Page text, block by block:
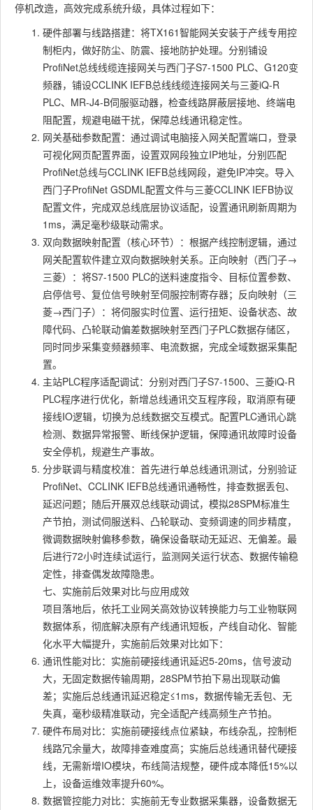
停机改造，高效完成系统升级，具体过程如下：
硬件部署与线路搭建：将TX161智能网关安装于产线专用控
制柜内，做好防尘、防震、接地防护处理。分别铺设
ProfiNet总线线缆连接网关与西门子S7-1500 PLC、G120变
频器，铺设CCLINK IEFB总线线缆连接网关与三菱iQ-R
PLC、MR-J4-B伺服驱动器，检查线路屏蔽层接地、终端电
阻配置，规避电磁干扰，保障总线通讯稳定性。
网关基础参数配置：通过调试电脑接入网关配置端口，登录
可视化网页配置界面，设置双网段独立IP地址，分别匹配
ProfiNet总线与CCLINK IEFB总线网段，避免IP冲突。导入
西门子ProfiNet GSDML配置文件与三菱CCLINK IEFB协议
配置文件，完成双总线底层协议适配，设置通讯刷新周期为
1ms，满足毫秒级联动需求。
双向数据映射配置（核心环节）：根据产线控制逻辑，通过
网关配置软件建立双向数据映射关系。正向映射（西门子→
三菱）：将S7-1500 PLC的送料速度指令、目标位置参数、
启停信号、复位信号映射至伺服控制寄存器；反向映射（三
菱→西门子）：将伺服实时位置、运行扭矩、设备状态、故
障代码、凸轮联动偏差数据映射至西门子PLC数据存储区，
同时同步采集变频器频率、电流数据，完成全域数据采集配
置。
主站PLC程序适配调试：分别对西门子S7-1500、三菱iQ-R
PLC程序进行优化，新增总线通讯交互程序段，取消原有硬
接线IO逻辑，切换为总线数据交互模式。配置PLC通讯心跳
检测、数据异常报警、断线保护逻辑，保障通讯故障时设备
安全停机，规避生产事故。
分步联调与精度校准：首先进行单总线通讯测试，分别验证
ProfiNet、CCLINK IEFB总线通讯通畅性，排查数据丢包、
延迟问题；随后开展双总线联动调试，模拟28SPM标准生
产节拍，测试伺服送料、凸轮联动、变频调速的同步精度，
微调数据映射偏移参数，确保设备联动无延迟、无偏差。最
后进行72小时连续试运行，监测网关运行状态、数据传输稳
定性，排查偶发故障隐患。
七、实施前后效果对比与应用成效
项目落地后，依托工业网关高效协议转换能力与工业物联网
数据体系，彻底解决原有产线通讯短板，产线自动化、智能
化水平大幅提升，实施前后效果对比如下：
通讯性能对比：实施前硬接线通讯延迟5-20ms，信号波动
大，无固定数据传输周期，28SPM节拍下易出现联动偏
差；实施后总线通讯延迟稳定≤1ms，数据传输无丢包、无
失真，毫秒级精准联动，完全适配产线高频生产节拍。
硬件布局对比：实施前硬接线点位紧缺，布线杂乱，控制柜
线路冗余量大，故障排查难度高；实施后总线通讯替代硬接
线，无需新增IO模块，布线简洁规整，硬件成本降低15%以
上，设备运维效率提升60%。
数据管控能力对比：实施前无专业数据采集器，设备数据无